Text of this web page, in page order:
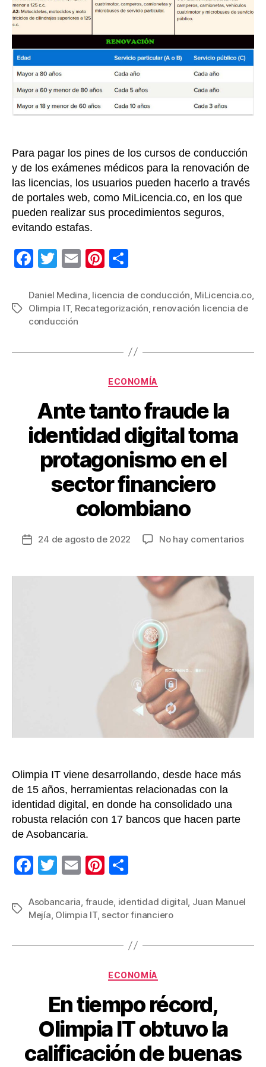
la
ágil
Para pagar los pines de los cursos de conducción
y de los exámenes médicos para la renovación de
las licencias, los usuarios pueden hacerlo a través
de portales web, como MiLicencia.co, en los que
pueden realizar sus procedimientos seguros,
evitando estafas.
F
c
e
o
T
tt
er
E
ail
Pi
er
e
m
p
tir
Etiquetas
Daniel Medina, licencia de conducción, MiLicencia.co,
Olimpia IT, Recategorización, renovación licencia de
conducción
Categorías
ECONOMÍA
Ante tanto fraude la
identidad digital toma
protagonismo en el
sector financiero
colombiano
Fecha
entrada
24 de agosto de 2022 No hay comentariosen
toma
en
el
Olimpia IT viene desarrollando, desde hace más
de 15 años, herramientas relacionadas con la
identidad digital, en donde ha consolidado una
robusta relación con 17 bancos que hacen parte
de Asobancaria.
F
c
e
b
T
tt
er
E
ail
Pi
er
e
st
m
p
ar
Etiquetas
Asobancaria, fraude, identidad digital, Juan Manuel
Mejía, Olimpia IT, sector financiero
Categorías
ECONOMÍA
En tiempo récord,
Olimpia IT obtuvo la
calificación de buenas